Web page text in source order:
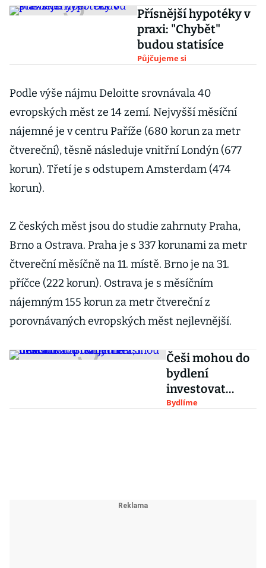
Přísnější hypotéky v
praxi: "Chybět"
budou statisíce
Půjčujeme si
Podle výše nájmu Deloitte srovnávala 40
evropských měst ze 14 zemí. Nejvyšší měsíční
nájemné je v centru Paříže (680 korun za metr
čtvereční), těsně následuje vnitřní Londýn (677
korun). Třetí je s odstupem Amsterdam (474
korun).
Z českých měst jsou do studie zahrnuty Praha,
Brno a Ostrava. Praha je s 337 korunami za metr
čtvereční měsíčně na 11. místě. Brno je na 31.
příčce (222 korun). Ostrava je s měsíčním
nájemným 155 korun za metr čtvereční z
porovnávaných evropských měst nejlevnější.
Češi mohou do
bydlení
investovat
průměrně 2,3
Bydlíme